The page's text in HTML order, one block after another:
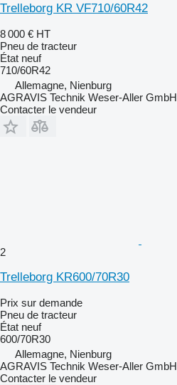
Trelleborg KR VF710/60R42
8 000 € HT
Pneu de tracteur
État neuf
710/60R42
Allemagne, Nienburg
AGRAVIS Technik Weser-Aller GmbH
Contacter le vendeur
2
Trelleborg KR600/70R30
Prix sur demande
Pneu de tracteur
État neuf
600/70R30
Allemagne, Nienburg
AGRAVIS Technik Weser-Aller GmbH
Contacter le vendeur